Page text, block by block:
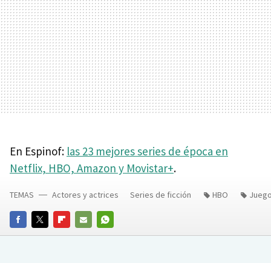
En Espinof: las 23 mejores series de época en
Netflix, HBO, Amazon y Movistar+.
FACEBOOKTWITTERFLIPBOARD
E-
WHATSAPP
TEMAS Actores y actrices Series de ficción HBO